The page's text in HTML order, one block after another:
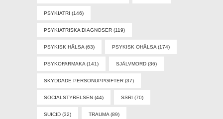
PSYKIATRI (146)
PSYKIATRISKA DIAGNOSER (119)
PSYKISK HÄLSA (63) PSYKISK OHÄLSA (174)
PSYKOFARMAKA (141) SJÄLVMORD (36)
SKYDDADE PERSONUPPGIFTER (37)
SOCIALSTYRELSEN (44) SSRI (70)
SUICID (32) TRAUMA (89)